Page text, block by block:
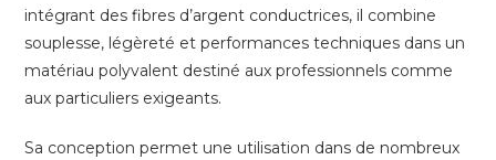
intégrant des fibres d’argent conductrices, il combine
souplesse, légèreté et performances techniques dans un
matériau polyvalent destiné aux professionnels comme
aux particuliers exigeants.
Sa conception permet une utilisation dans de nombreux